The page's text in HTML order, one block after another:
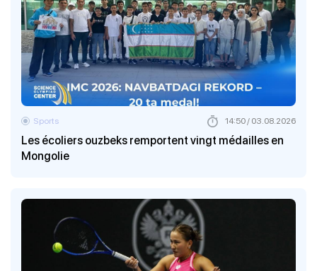
Les écoliers ouzbeks remportent vingt médailles en
Mongolie
Sports 14:50 / 03.08.2026